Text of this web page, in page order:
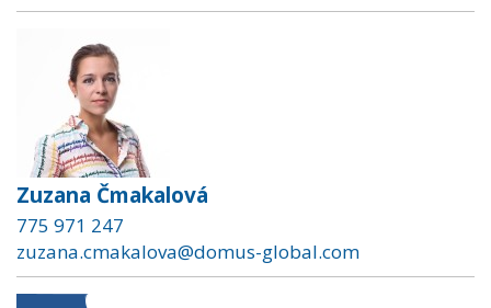
Zuzana Čmakalová
775 971 247
zuzana.cmakalova@domus-global.com